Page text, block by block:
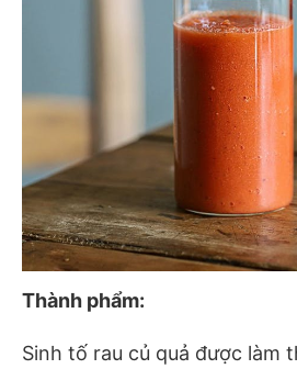
Thành phẩm:
Sinh tố rau củ quả được làm